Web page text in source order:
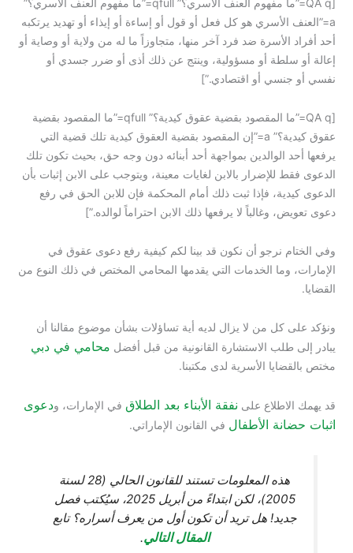
a=”العنف الأسري هو كل فعل أو قول أو إساءة أو إيذاء أو تهديد يرتكبه
أحد أفراد الأسرة ضد فرد آخر منها، متجاوزاً ما له من ولاية أو وصاية أو
إعالة أو سلطة أو مسؤولية، وينتج عن ذلك أذى أو ضرر جسدي أو
نفسي أو جنسي أو اقتصادي.”]
[QA q=”ما المقصود بقضية عقوق كيدية؟” qfull=”ما المقصود بقضية
عقوق كيدية؟” a=”إن المقصود بقضية العقوق كيدية تلك قضية التي
يرفعها أحد الوالدين بمواجهة أحد أبنائه دون وجه حق، بحيث تكون تلك
الدعوى فقط للإضرار بالابن لغايات معينة، ويتوجب على الابن إثبات بأن
الدعوى كيدية، فإذا ثبت ذلك أمام المحكمة فإن للابن الحق في رفع
دعوى تعويض، وغالباً لا يرفعها ذلك الابن احتراماً لوالده.”]
وفي الختام نرجو أن نكون قد بينا لكم كيفية رفع دعوى عقوق في
الإمارات، وما الخدمات التي يقدمها المحامي المختص في ذلك النوع من
القضايا.
ونؤكد على كل من لا يزال لديه أية تساؤلات بشأن موضوع مقالنا أن
يبادر إلى طلب الاستشارة القانونية من قبل أفضل محامي في دبي
مختص بالقضايا الأسرية لدى مكتبنا.
قد يهمك الاطلاع على نفقة الأبناء بعد الطلاق في الإمارات، ودعوى
اثبات حضانة الأطفال في القانون الإماراتي.
هذه المعلومات تستند للقانون الحالي (28 لسنة
2005)، لكن ابتداءً من أبريل 2025، سيُكتب فصل
جديد! هل تريد أن تكون أول من يعرف أسراره؟ تابع
المقال التالي.